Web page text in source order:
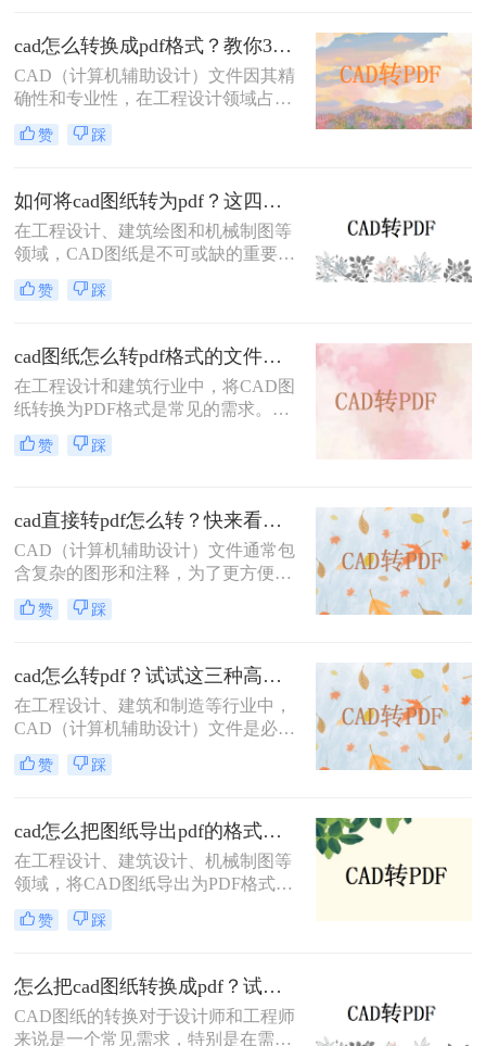
档格式）格式是一个明智的选择。那
么cad图纸怎么转为pdf呢？本文将详
细介绍三种将CAD图纸转换为PDF的
实用方法。
cad怎么转换成pdf格式？教你3个简单的转换方法！
CAD（计算机辅助设计）文件因其精
确性和专业性，在工程设计领域占据
重要地位。然而，为了便于共享、打
印和查看，有时需要将CAD文件转换
格式呢？本文将介绍三种将CAD文件
转换为PDF格式的高效方法。
赞 踩
如何将cad图纸转为pdf？这四个方法很不错！
在工程设计、建筑绘图和机械制图等
领域，CAD图纸是不可或缺的重要工
具。然而，有时我们需要将CAD图纸
转换为PDF格式，以便更好地进行分
台性、兼容性好以及不易被篡改的特
点，因此备受青睐。那么如何将cad图
纸转为pdf呢？本文将介绍四种将
CAD图纸转换为PDF的方法，帮助读
者轻松应对这一需求。
赞 踩
cad图纸怎么转pdf格式的文件？来试试这3种方法！
在工程设计和建筑行业中，将CAD图
纸转换为PDF格式是常见的需求。无
论是为了方便共享、打印还是保持图
纸的原始格式，掌握高效的CAD转
细介绍三种将CAD图纸转换为PDF的
方法，帮助您轻松应对各种需求。
赞 踩
cad直接转pdf怎么转？快来看这三个方法！
CAD（计算机辅助设计）文件通常包
含复杂的图形和注释，为了更方便地
共享和查看，将其转换为PDF格式是
一个很好的选择。那么cad直接转pdf
件直接转换为PDF的高效方法。
赞 踩
cad怎么转pdf？试试这三种高效转换方法！
在工程设计、建筑和制造等行业中，
CAD（计算机辅助设计）文件是必不
可少的工具。然而，为了方便非专业
人员查看或打印，通常需要将这些复
式。那么cad怎么转pdf呢？本文将介
绍三种常用的CAD转PDF的方法。
赞 踩
cad怎么把图纸导出pdf的格式？教你4招轻松转换！
在工程设计、建筑设计、机械制图等
领域，将CAD图纸导出为PDF格式是
一项常见且重要的任务。PDF格式具
有跨平台、不易被修改和高度保真的
档和打印。那么cad怎么把图纸导出
pdf的格式呢？本文将详细介绍几种将
CAD图纸导出为PDF格式的方法，帮
赞 踩
怎么把cad图纸转换成pdf？试试这三种简单方法！
CAD图纸的转换对于设计师和工程师
来说是一个常见需求，特别是在需要